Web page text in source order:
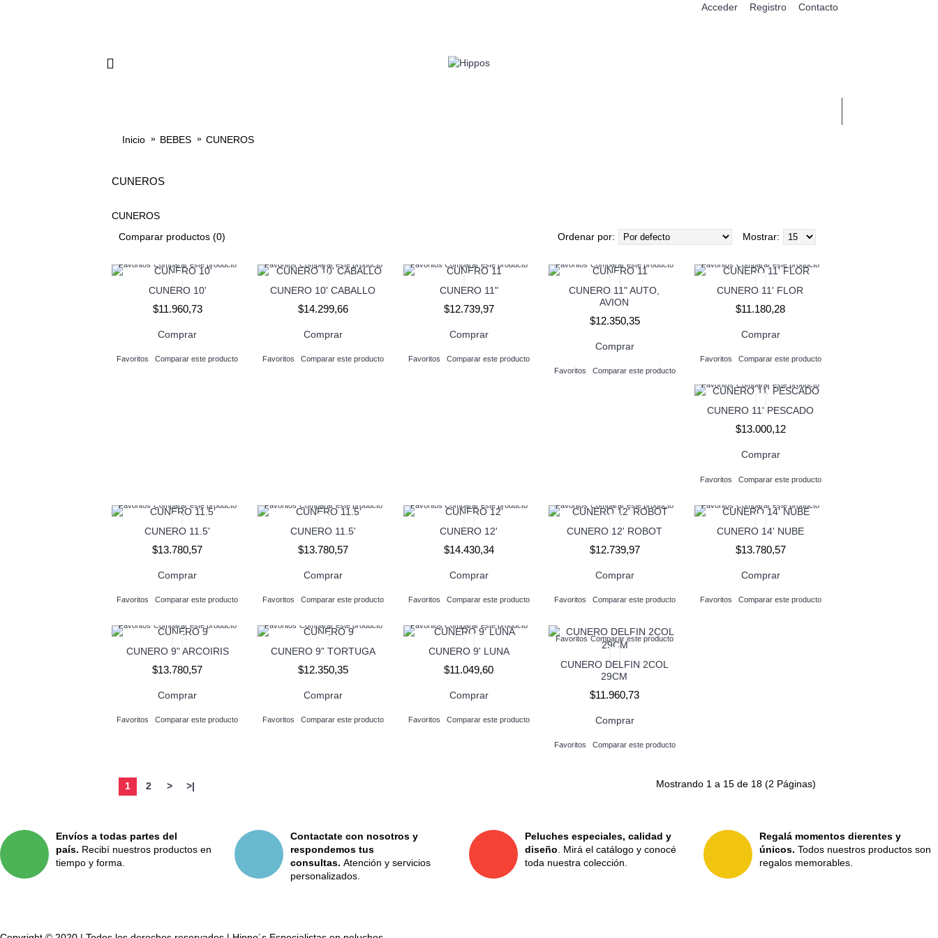
Acceder Registro Contacto
Inicio BEBES CUNEROS
CUNEROS
CUNEROS
Comparar productos (0)
Mostrar:
Ordenar por:
Favoritos Comparar este producto
CUNERO 10'
$11.960,73
Comprar
Favoritos Comparar este producto
Favoritos Comparar este producto
CUNERO 10' CABALLO
$14.299,66
Comprar
Favoritos Comparar este producto
Favoritos Comparar este producto
CUNERO 11"
$12.739,97
Comprar
Favoritos Comparar este producto
Favoritos Comparar este producto
CUNERO 11" AUTO,
AVION
$12.350,35
Comprar
Favoritos Comparar este producto
Favoritos Comparar este producto
CUNERO 11' FLOR
$11.180,28
Comprar
Favoritos Comparar este producto
Favoritos Comparar este producto
CUNERO 11' PESCADO
$13.000,12
Comprar
Favoritos Comparar este producto
Favoritos Comparar este producto
CUNERO 11.5'
$13.780,57
Comprar
Favoritos Comparar este producto
Favoritos Comparar este producto
CUNERO 11.5'
$13.780,57
Comprar
Favoritos Comparar este producto
Favoritos Comparar este producto
CUNERO 12'
$14.430,34
Comprar
Favoritos Comparar este producto
Favoritos Comparar este producto
CUNERO 12' ROBOT
$12.739,97
Comprar
Favoritos Comparar este producto
Favoritos Comparar este producto
CUNERO 14' NUBE
$13.780,57
Comprar
Favoritos Comparar este producto
Favoritos Comparar este producto
CUNERO 9" ARCOIRIS
$13.780,57
Comprar
Favoritos Comparar este producto
Favoritos Comparar este producto
CUNERO 9" TORTUGA
$12.350,35
Comprar
Favoritos Comparar este producto
Favoritos Comparar este producto
CUNERO 9' LUNA
$11.049,60
Comprar
Favoritos Comparar este producto
Favoritos Comparar este producto
CUNERO DELFIN 2COL
29CM
$11.960,73
Comprar
Favoritos Comparar este producto
1 2 > >| Mostrando 1 a 15 de 18 (2 Páginas)
Envíos a todas partes del
país. Recibí nuestros productos en
tiempo y forma.
Contactate con nosotros y
respondemos tus
consultas. Atención y servicios
personalizados.
Peluches especiales, calidad y
diseño . Mirá el catálogo y conocé
toda nuestra colección.
Regalá momentos dierentes y
únicos. Todos nuestros productos son
regalos memorables.